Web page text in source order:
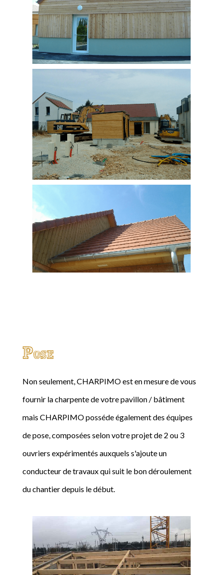
Pose
Non seulement, CHARPIMO est en mesure de vous
fournir la charpente de votre pavillon / bâtiment
mais CHARPIMO posséde également des équipes
de pose, composées selon votre projet de 2 ou 3
ouvriers expérimentés auxquels s'ajoute un
conducteur de travaux qui suit le bon déroulement
du chantier depuis le début.